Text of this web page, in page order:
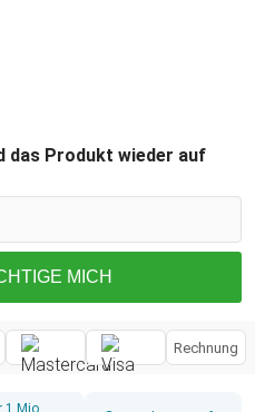
das Produkt wieder auf
MICH
Rechnung
1 Mio.